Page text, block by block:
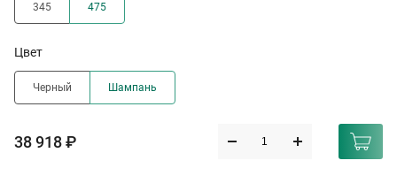
345 475
Цвет
Черный Шампань
38 918 ₽